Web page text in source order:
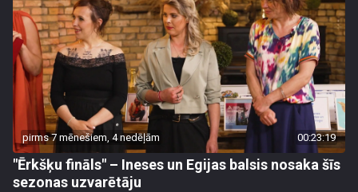
pirms 7 mēnešiem, 4 nedēļām 00:23:19
"Ērkšķu fināls" – Ineses un Egijas balsis nosaka šīs
sezonas uzvarētāju